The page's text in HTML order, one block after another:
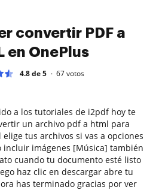
convertir PDF a
en OnePlus
4.8 de 5 67votos
a los tutoriales de i2pdf hoy te
un archivo pdf a html para
tus archivos si vas a opciones
imágenes [Música] también
cuando tu documento esté listo
haz clic en descargar abre tu
has terminado gracias por ver